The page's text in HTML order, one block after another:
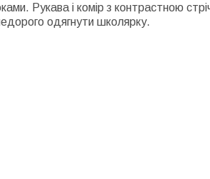
Рукава і комір з контрастною
одягнути школярку.